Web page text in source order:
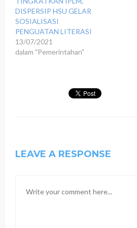
DISPERSIP HSU GELAR
SOSIALISASI
PENGUATAN LITERASI
13/07/2021
dalam "Pemerintahan"
LEAVE A RESPONSE